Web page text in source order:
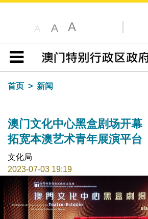
A A A
目录
首页
新闻
澳门文化中心黑盒剧场开幕
拓宽本澳艺术青年展演平台
文化局
2023-07-03 19:19